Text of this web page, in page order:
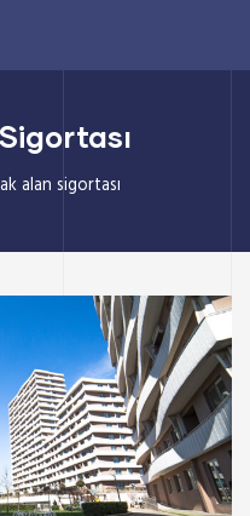
alan sigortası